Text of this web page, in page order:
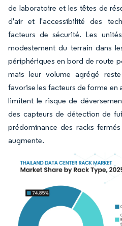
de laboratoire et les têtes de
d'air et l'accessibilité des
facteurs de sécurité. Les
modestement du terrain dans
périphériques en bord de route
mais leur volume agrégé
favorise les facteurs de forme en
limitent le risque de
des capteurs de détection de
prédominance des racks
augmente.